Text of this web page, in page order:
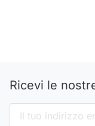
Ricevi le